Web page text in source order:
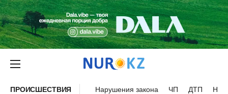
ПРОИСШЕСТВИЯ Нарушения закона ЧП ДТП